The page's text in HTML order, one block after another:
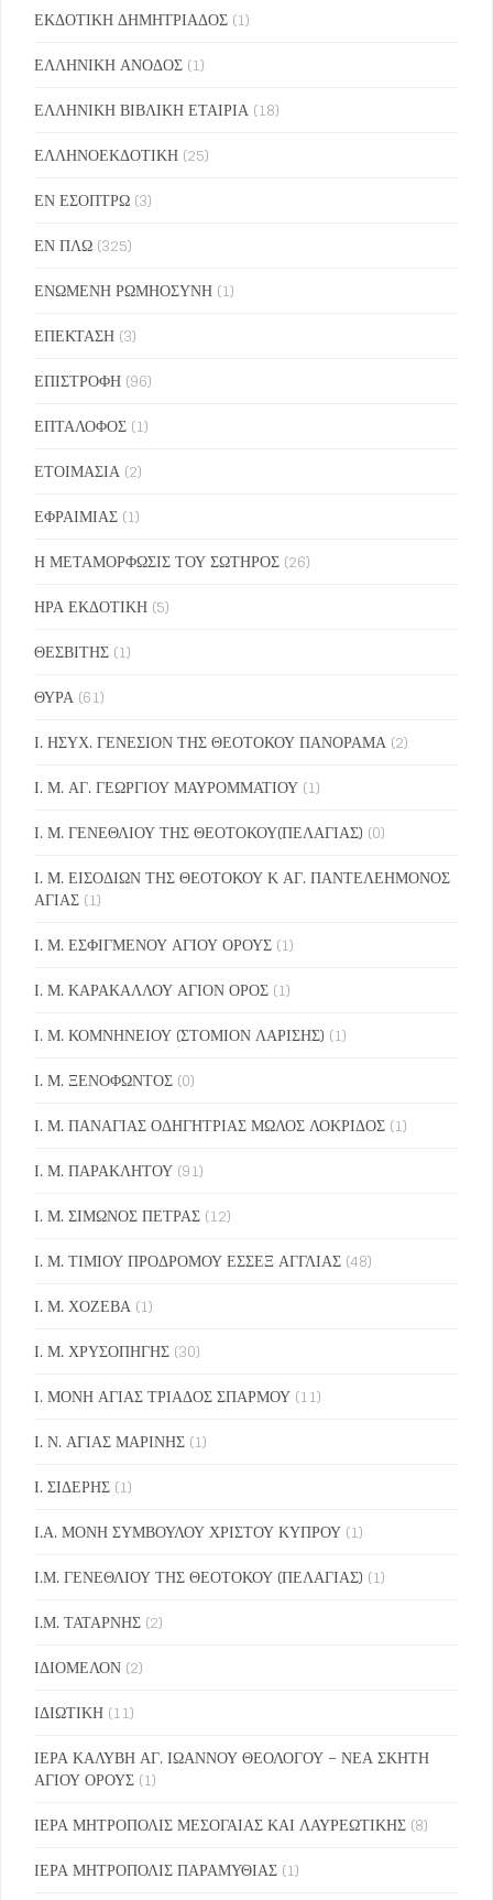
ΕΚΔΟΤΙΚΗ ΔΗΜΗΤΡΙΑΔΟΣ (1)
ΕΛΛΗΝΙΚΗ ΑΝΟΔΟΣ (1)
ΕΛΛΗΝΙΚΗ ΒΙΒΛΙΚΗ ΕΤΑΙΡΙΑ (18)
ΕΛΛΗΝΟΕΚΔΟΤΙΚΗ (25)
ΕΝ ΕΣΟΠΤΡΩ (3)
ΕΝ ΠΛΩ (325)
ΕΝΩΜΕΝΗ ΡΩΜΗΟΣΥΝΗ (1)
ΕΠΕΚΤΑΣΗ (3)
ΕΠΙΣΤΡΟΦΗ (96)
ΕΠΤΑΛΟΦΟΣ (1)
ΕΤΟΙΜΑΣΙΑ (2)
ΕΦΡΑΙΜΙΑΣ (1)
Η ΜΕΤΑΜΟΡΦΩΣΙΣ ΤΟΥ ΣΩΤΗΡΟΣ (26)
ΗΡΑ ΕΚΔΟΤΙΚΗ (5)
ΘΕΣΒΙΤΗΣ (1)
ΘΥΡΑ (61)
Ι. ΗΣΥΧ. ΓΕΝΕΣΙΟΝ ΤΗΣ ΘΕΟΤΟΚΟΥ ΠΑΝΟΡΑΜΑ (2)
Ι. Μ. ΑΓ. ΓΕΩΡΓΙΟΥ ΜΑΥΡΟΜΜΑΤΙΟΥ (1)
Ι. Μ. ΓΕΝΕΘΛΙΟΥ ΤΗΣ ΘΕΟΤΟΚΟΥ(ΠΕΛΑΓΙΑΣ) (0)
Ι. Μ. ΕΙΣΟΔΙΩΝ ΤΗΣ ΘΕΟΤΟΚΟΥ Κ ΑΓ. ΠΑΝΤΕΛΕΗΜΟΝΟΣ
ΑΓΙΑΣ (1)
Ι. Μ. ΕΣΦΙΓΜΕΝΟΥ ΑΓΙΟΥ ΟΡΟΥΣ (1)
Ι. Μ. ΚΑΡΑΚΑΛΛΟΥ ΑΓΙΟΝ ΟΡΟΣ (1)
Ι. Μ. ΚΟΜΝΗΝΕΙΟΥ (ΣΤΟΜΙΟΝ ΛΑΡΙΣΗΣ) (1)
Ι. Μ. ΞΕΝΟΦΩΝΤΟΣ (0)
Ι. Μ. ΠΑΝΑΓΙΑΣ ΟΔΗΓΗΤΡΙΑΣ ΜΩΛΟΣ ΛΟΚΡΙΔΟΣ (1)
Ι. Μ. ΠΑΡΑΚΛΗΤΟΥ (91)
Ι. Μ. ΣΙΜΩΝΟΣ ΠΕΤΡΑΣ (12)
Ι. Μ. ΤΙΜΙΟΥ ΠΡΟΔΡΟΜΟΥ ΕΣΣΕΞ ΑΓΓΛΙΑΣ (48)
Ι. Μ. ΧΟΖΕΒΑ (1)
Ι. Μ. ΧΡΥΣΟΠΗΓΗΣ (30)
Ι. ΜΟΝΗ ΑΓΙΑΣ ΤΡΙΑΔΟΣ ΣΠΑΡΜΟΥ (11)
Ι. Ν. ΑΓΙΑΣ ΜΑΡΙΝΗΣ (1)
Ι. ΣΙΔΕΡΗΣ (1)
Ι.Α. ΜΟΝΗ ΣΥΜΒΟΥΛΟΥ ΧΡΙΣΤΟΥ ΚΥΠΡΟΥ (1)
Ι.Μ. ΓΕΝΕΘΛΙΟΥ ΤΗΣ ΘΕΟΤΟΚΟΥ (ΠΕΛΑΓΙΑΣ) (1)
Ι.Μ. ΤΑΤΑΡΝΗΣ (2)
ΙΔΙΟΜΕΛΟΝ (2)
ΙΔΙΩΤΙΚΗ (11)
ΙΕΡΑ ΚΑΛΥΒΗ ΑΓ. ΙΩΑΝΝΟΥ ΘΕΟΛΟΓΟΥ – ΝΕΑ ΣΚΗΤΗ
ΑΓΙΟΥ ΟΡΟΥΣ (1)
ΙΕΡΑ ΜΗΤΡΟΠΟΛΙΣ ΜΕΣΟΓΑΙΑΣ ΚΑΙ ΛΑΥΡΕΩΤΙΚΗΣ (8)
ΙΕΡΑ ΜΗΤΡΟΠΟΛΙΣ ΠΑΡΑΜΥΘΙΑΣ (1)